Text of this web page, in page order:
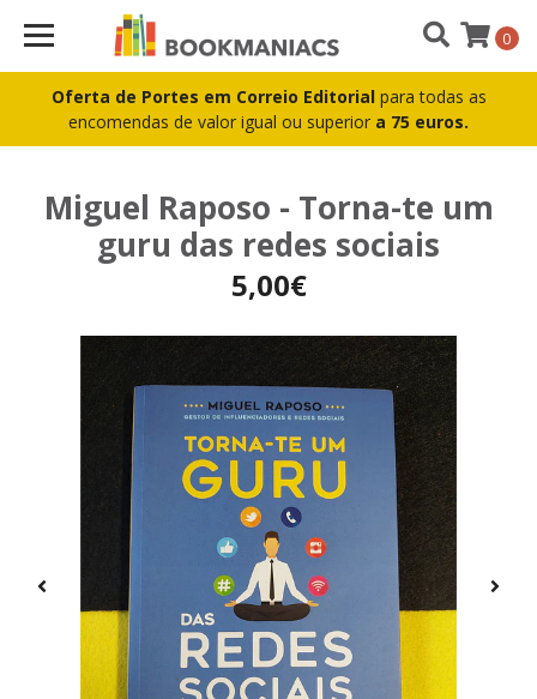
Oferta de Portes em Correio Editorial para todas as
encomendas de valor igual ou superior a 75 euros.
0
Miguel Raposo - Torna-te um
guru das redes sociais
5,00€